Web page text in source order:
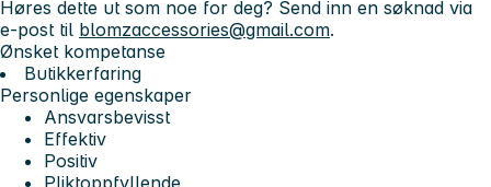
Høres dette ut som noe for deg? Send inn en søknad via
e-post til blomzaccessories@gmail.com.
Ønsket kompetanse
Butikkerfaring
Personlige egenskaper
Ansvarsbevisst
Effektiv
Positiv